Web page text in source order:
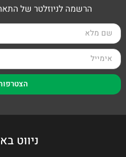
הרשמה לניוזלטר של
ניווט